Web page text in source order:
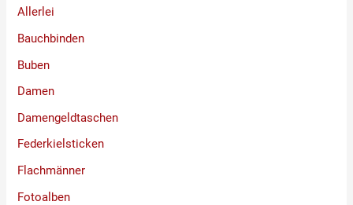
Allerlei
Bauchbinden
Buben
Damen
Damengeldtaschen
Federkielsticken
Flachmänner
Fotoalben